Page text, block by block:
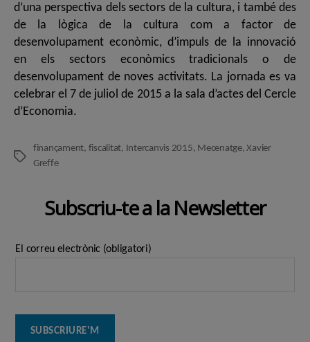
d’una perspectiva dels sectors de la cultura, i també des
de la lògica de la cultura com a factor de
desenvolupament econòmic, d’impuls de la innovació
en els sectors econòmics tradicionals o de
desenvolupament de noves activitats. La jornada es va
celebrar el 7 de juliol de 2015 a la sala d’actes del Cercle
d’Economia.
Etiquetes
finançament, fiscalitat, Intercanvis 2015, Mecenatge,Xavier
Greffe
Subscriu-te a la Newsletter
El correu electrònic (obligatori)